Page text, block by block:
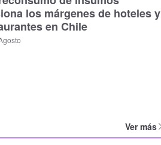
los márgenes de hoteles y
en Chile
Ver más